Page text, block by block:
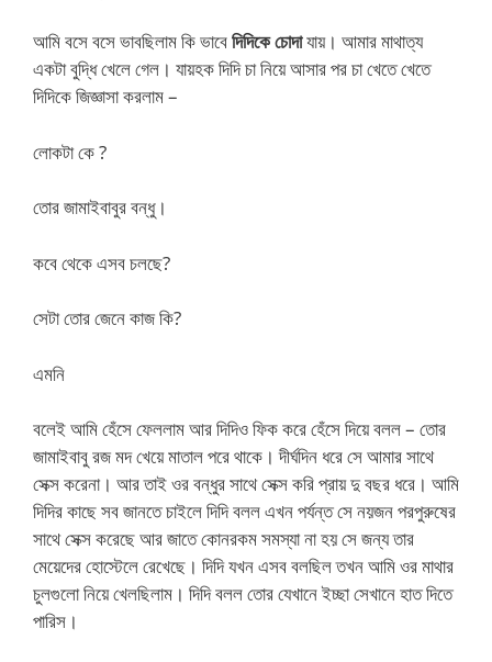
আমি বসে বসে ভাবছিলাম কি ভাবেদিদিকে চোদাযায়। আমার মাথাত্য
একটা বুদ্ধি খেলে গেল। যায়হক দিদি চা নিয়ে আসার পর চা খেতে খেতে
দিদিকে জিজ্ঞাসা করলাম –
লোকটা কে ?
তোর জামাইবাবুর বন্ধু।
কবে থেকে এসব চলছে?
সেটা তোর জেনে কাজ কি?
এমনি
বলেই আমি হেঁসে ফেললাম আর দিদিও ফিক করে হেঁসে দিয়ে বলল – তোর
জামাইবাবু রজ মদ খেয়ে মাতাল পরে থাকে। দীর্ঘদিন ধরে সে আমার সাথে
সেক্স করেনা। আর তাই ওর বন্ধুর সাথে সেক্স করি প্রায় দু বছর ধরে। আমি
দিদির কাছে সব জানতে চাইলে দিদি বলল এখন পর্যন্ত সে নয়জন পরপুরুষের
সাথে সেক্স করেছে আর জাতে কোনরকম সমস্যা না হয় সে জন্য তার
মেয়েদের হোস্টেলে রেখেছে। দিদি যখন এসব বলছিল তখন আমি ওর মাথার
চুলগুলো নিয়ে খেলছিলাম। দিদি বলল তোর যেখানে ইচ্ছা সেখানে হাত দিতে
পারিস।